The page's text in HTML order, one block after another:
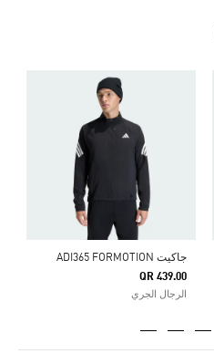
جاكيت ADI365 FORMOTION
QR 439.00
الرجال الجري